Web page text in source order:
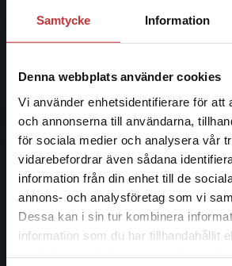
Samtycke Information
Denna webbplats använder cookies
Vi använder enhetsidentifierare för att
och annonserna till användarna,
för sociala medier och analysera vår
vidarebefordrar även sådana
information från din enhet till de
annons- och analysföretag som vi
Dessa kan i sin tur kombinera
information som du har tillhandahållit
Begränsad
Det verkar som att du besöker
ledande utbildningsförlag. Med
facklitteratur, utbildningar och digitala
längs hela kunskapsresan.
Kontakta oss
Kontakta oss
046-31 20 00
Postadress: